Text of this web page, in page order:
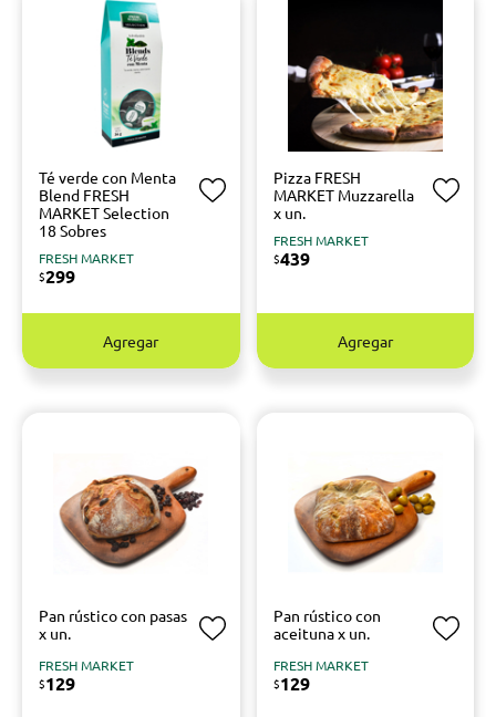
Té verde con Menta
Blend FRESH
MARKET Selection
18 Sobres
FRESH MARKET
$299
Agregar
Pizza FRESH
MARKET Muzzarella
x un.
FRESH MARKET
$439
Agregar
Pan rústico con pasas
x un.
FRESH MARKET
$129
Pan rústico con
aceituna x un.
FRESH MARKET
$129